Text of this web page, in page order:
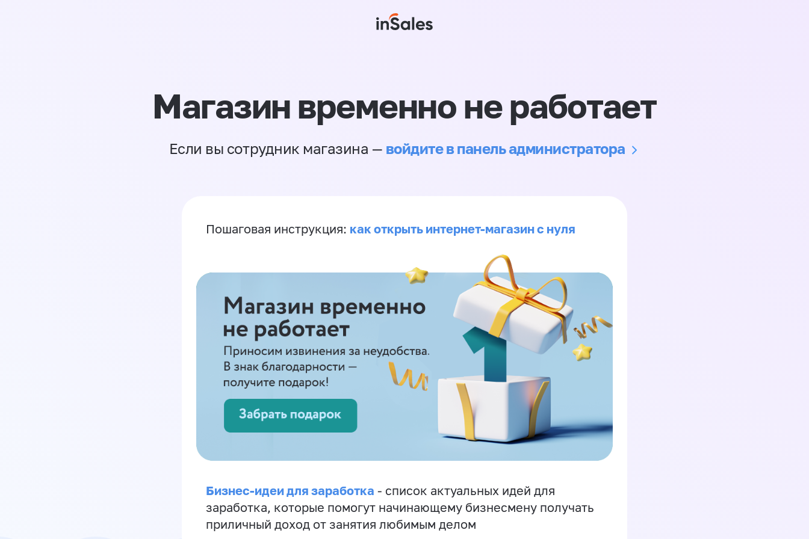
Магазин временно не работает
Если вы сотрудник магазина — войдите в панель администратора
Пошаговая инструкция: как открыть интернет-магазин с нуля
Бизнес-идеи для заработка - список актуальных идей для
заработка, которые помогут начинающему бизнесмену получать
приличный доход от занятия любимым делом